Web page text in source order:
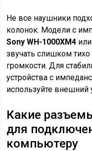
Не все наушники
колонок. Модели с
Sony WH-1000XM4 или
звучать слишком
громкости. Для
устройства с
используйте внешний
Какие
для
компьютеру